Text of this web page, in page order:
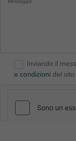
Inviando il
e condizioni del sito